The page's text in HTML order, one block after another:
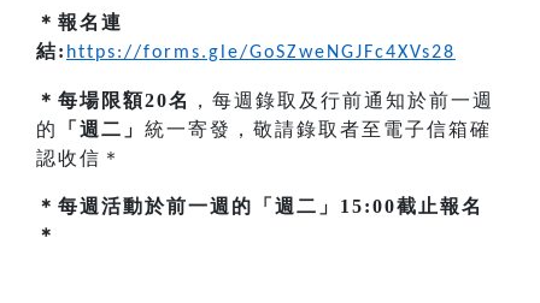
＊報名連
結: https://forms.gle/GoSZweNGJFc4XVs28
＊每場限額20名
，每週錄取及行前通知於前一週
的
「週二」 統一寄發，敬請錄取者至電子信箱確
認收信＊
＊每週活動於前一週的「週二」15:00截止報名
＊